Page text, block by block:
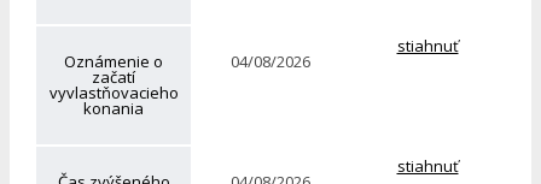
Oznámenie o
začatí
vyvlastňovacieho
konania
04/08/2026
stiahnuť
stiahnuť